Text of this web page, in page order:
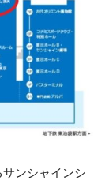
ンシャインシ